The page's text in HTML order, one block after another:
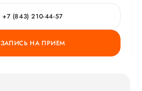
+7 (843) 210-44-57
ЗАПИСЬ НА ПРИЕМ